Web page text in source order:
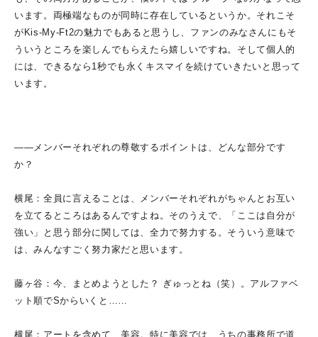
います。両極端なものが同時に存在しているというか。それこそ
がKis-My-Ft2の魅力でもあると思うし、ファンのみなさんにもそ
ういうところを楽しんでもらえたら嬉しいですね。そして個人的
には、できるなら1秒でも永くキスマイを続けていきたいと思って
います。
――メンバーそれぞれの尊敬するポイントは、どんな部分です
か？
横尾：全員に言えることは、メンバーそれぞれがちゃんとお互い
を立てるところはあるんですよね。そのうえで、「ここは自分が
強い」と思う部分に関しては、全力で努力する。そういう意味で
は、みんなすごく努力家だと思います。
藤ヶ谷：今、まとめようとした？ ぎゅっとね（笑）。アルファベ
ット順でSからいくと……
横尾：アートを含めて、美容。特に美容では、うちの事務所で道